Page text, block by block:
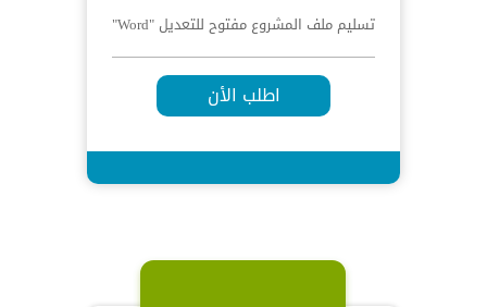
تسليم ملف المشروع مفتوح للتعديل "Word"
اطلب الأن